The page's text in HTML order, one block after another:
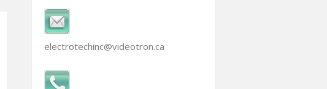
electrotechinc@videotron.ca